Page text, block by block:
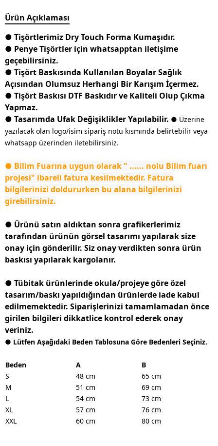
Ürün Açıklaması
● Tişörtlerimiz Dry Touch Forma Kumaşıdır.
● Penye Tişörtler için whatsapptan iletişime
geçebilirsiniz.
● Tişört Baskısında Kullanılan Boyalar Sağlık
Açısından Olumsuz Herhangi Bir Karışım İçermez.
● Tişört Baskısı DTF Baskıdır ve Kaliteli Olup Çıkma
Yapmaz.
● Tasarımda Ufak Değişiklikler Yapılabilir. ● Üzerine
yazılacak olan logo/isim sipariş notu kısmında belirtebilir veya
whatsapp üzerinden iletebilirsiniz.
● Bilim Fuarına uygun olarak " ...... nolu Bilim fuarı
projesi" ibareli fatura kesilmektedir. Fatura
bilgilerinizi doldururken bu alana bilgilerinizi
girebilirsiniz.
● Ürünü satın aldıktan sonra grafikerlerimiz
tarafından ürünün görsel tasarımı yapılarak size
onay için gönderilir. Siz onay verdikten sonra ürün
baskısı yapılarak kargolanır.
● Tübitak ürünlerinde okula/projeye göre özel
tasarım/baskı yapıldığından ürünlerde iade kabul
edilmemektedir. Siparişlerinizi tamamlamadan önce
girilen bilgileri dikkatlice kontrol ederek onay
veriniz.
● Lütfen Aşağıdaki Beden Tablosuna Göre Bedenleri Seçiniz.
Beden A
B
S
48 cm
65 cm
M
51 cm
69 cm
L
54 cm
73 cm
XL
57 cm
76 cm
XXL
60 cm 80 cm